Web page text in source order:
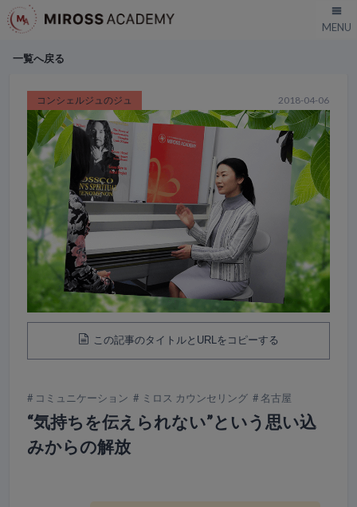
一覧へ戻る
2018-04-06
コンシェルジュのジュ
この記事のタイトルとURLをコピーする
コミュニケーション ミロス カウンセリング 名古屋
“気持ちを伝えられない”という思い込
みからの解放